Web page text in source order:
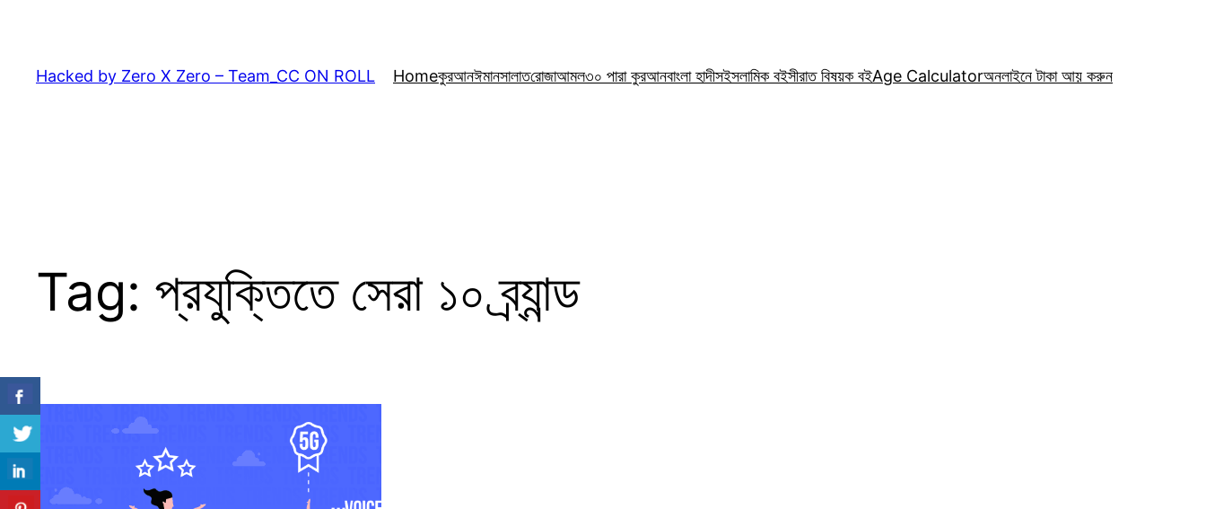
content
Hacked by Zero X Zero – Team_CC ON ROLL Homeকুরআনঈমানসালাতরোজাআমল৩০ পারা কুরআনবাংলা হাদীসইসলামিক বইসীরাত বিষয়ক বইAge Calculatorঅনলাইনে টাকা আয় করুন
Tag: প্রযুক্তিতে সেরা ১০ ব্র্যান্ড